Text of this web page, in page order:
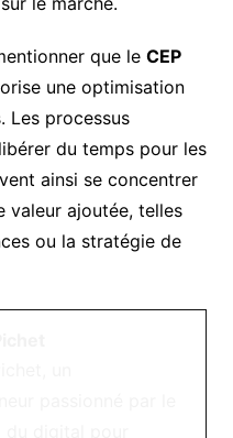
que le CEP
une optimisation
Les processus
du temps pour les
ainsi se concentrer
valeur ajoutée, telles
ou la stratégie de